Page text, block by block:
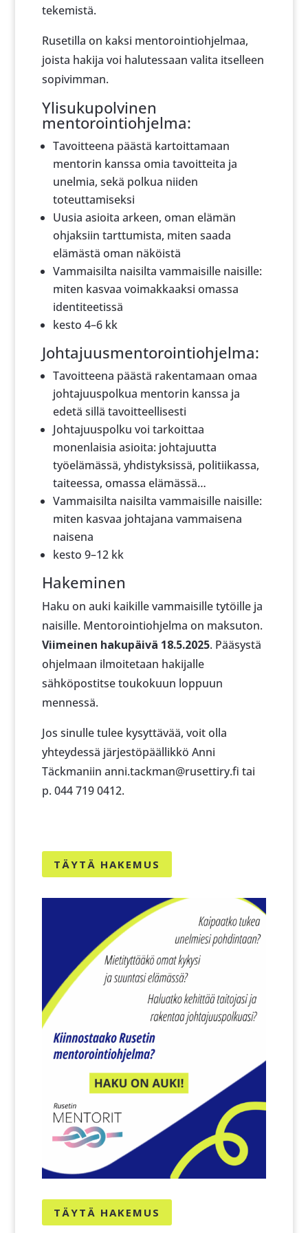
tekemistä.
Rusetilla on kaksi mentorointiohjelmaa,
joista hakija voi halutessaan valita itselleen
sopivimman.
Ylisukupolvinen
mentorointiohjelma:
Tavoitteena päästä kartoittamaan
mentorin kanssa omia tavoitteita ja
unelmia, sekä polkua niiden
toteuttamiseksi
Uusia asioita arkeen, oman elämän
ohjaksiin tarttumista, miten saada
elämästä oman näköistä
Vammaisilta naisilta vammaisille naisille:
miten kasvaa voimakkaaksi omassa
identiteetissä
kesto 4–6 kk
Johtajuusmentorointiohjelma:
Tavoitteena päästä rakentamaan omaa
johtajuuspolkua mentorin kanssa ja
edetä sillä tavoitteellisesti
Johtajuuspolku voi tarkoittaa
monenlaisia asioita: johtajuutta
työelämässä, yhdistyksissä, politiikassa,
taiteessa, omassa elämässä…
Vammaisilta naisilta vammaisille naisille:
miten kasvaa johtajana vammaisena
naisena
kesto 9–12 kk
Hakeminen
Haku on auki kaikille vammaisille tytöille ja
naisille. Mentorointiohjelma on maksuton.
Viimeinen hakupäivä 18.5.2025. Pääsystä
ohjelmaan ilmoitetaan hakijalle
sähköpostitse toukokuun loppuun
mennessä.
Jos sinulle tulee kysyttävää, voit olla
yhteydessä järjestöpäällikkö Anni
Täckmaniin anni.tackman@rusettiry.fi tai
p. 044 719 0412.
TÄYTÄ HAKEMUS
TÄYTÄ HAKEMUS